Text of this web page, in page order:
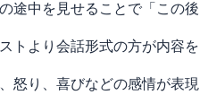
途中を見せることで「この後
トより会話形式の方が内容を
怒り、喜びなどの感情が表現